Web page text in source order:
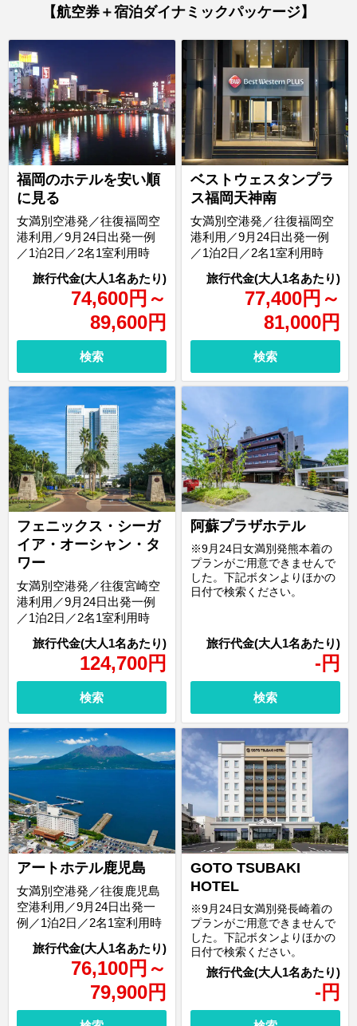
【航空券＋宿泊ダイナミックパッケージ】
福岡のホテルを安い順
に見る
74,600円 ～
89,600円
女満別空港発／往復福岡空
港利用／9月24日出発一例
／1泊2日／2名1室利用時
検索
ベストウェスタンプラ
ス福岡天神南
77,400円 ～
81,000円
女満別空港発／往復福岡空
港利用／9月24日出発一例
／1泊2日／2名1室利用時
検索
フェニックス・シーガ
イア・オーシャン・タ
ワー
124,700円
女満別空港発／往復宮崎空
港利用／9月24日出発一例
／1泊2日／2名1室利用時
検索
阿蘇プラザホテル
- 円
※9月24日女満別発熊本着の
プランがご用意できませんで
した。下記ボタンよりほかの
日付で検索ください。
検索
アートホテル鹿児島
76,100円 ～
79,900円
女満別空港発／往復鹿児島
空港利用／9月24日出発一
例／1泊2日／2名1室利用時
GOTO TSUBAKI
HOTEL
- 円
※9月24日女満別発長崎着の
プランがご用意できませんで
した。下記ボタンよりほかの
日付で検索ください。